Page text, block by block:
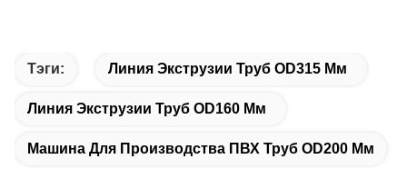
Тэги: Линия Экструзии Труб OD315 Мм
Линия Экструзии Труб OD160 Мм
Машина Для Производства ПВХ Труб OD200 Мм